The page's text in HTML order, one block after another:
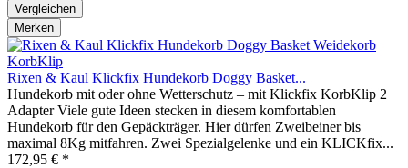
Vergleichen
Merken
Rixen & Kaul Klickfix Hundekorb Doggy Basket...
Hundekorb mit oder ohne Wetterschutz – mit Klickfix KorbKlip 2
Adapter Viele gute Ideen stecken in diesem komfortablen
Hundekorb für den Gepäckträger. Hier dürfen Zweibeiner bis
maximal 8Kg mitfahren. Zwei Spezialgelenke und ein KLICKfix...
172,95 € *